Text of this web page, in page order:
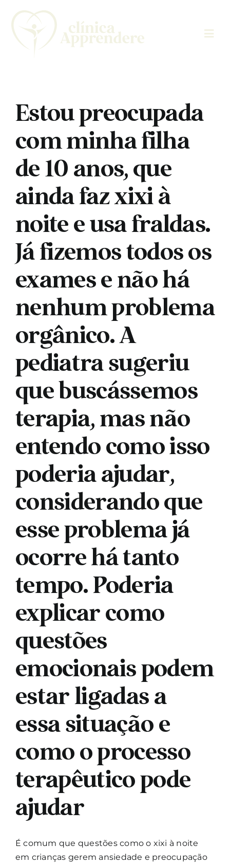
content
Estou preocupada
com minha filha
de 10 anos, que
ainda faz xixi à
noite e usa fraldas.
Já fizemos todos os
exames e não há
nenhum problema
orgânico. A
pediatra sugeriu
que buscássemos
terapia, mas não
entendo como isso
poderia ajudar,
considerando que
esse problema já
ocorre há tanto
tempo. Poderia
explicar como
questões
emocionais podem
estar ligadas a
essa situação e
como o processo
terapêutico pode
ajudar
É comum que questões como o xixi à noite
em crianças gerem ansiedade e preocupação